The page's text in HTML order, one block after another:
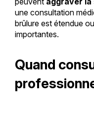
une consultation
brûlure est étendue
importantes.
Quand